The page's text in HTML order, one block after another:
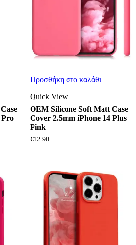
Pro
Προσθήκη στο καλάθι
Quick View
OEM Silicone Soft Matt Case
Cover 2.5mm iPhone 14 Plus
Pink
€12.90